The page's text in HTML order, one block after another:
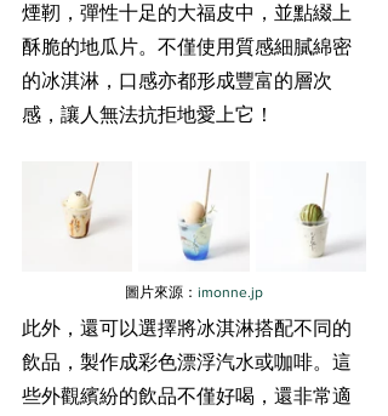
煙靭，彈性十足的大福皮中，並點綴上
酥脆的地瓜片。不僅使用質感細膩綿密
的冰淇淋，口感亦都形成豐富的層次
感，讓人無法抗拒地愛上它！
圖片來源： imonne.jp
此外，還可以選擇將冰淇淋搭配不同的
飲品，製作成彩色漂浮汽水或咖啡。這
些外觀繽紛的飲品不僅好喝，還非常適